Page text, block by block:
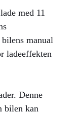
med 11
manual
ladeeffekten
Denne
bilen kan